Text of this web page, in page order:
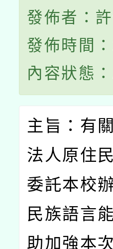
發佈者：
發佈時間
內容狀態
主旨：有
法人原住
委託本校
民族語言
助加強本